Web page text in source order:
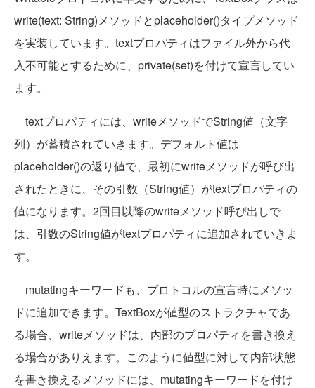
write(text: String)メソッドとplaceholder()タイプメソッド
を実装しています。textプロパティはファイル外から代
入不可能とするために、private(set)を付けて宣言してい
ます。
textプロパティには、writeメソッドでString値（文字
列）が蓄積されていきます。デフォルト値は
placeholder()の返り値で、最初にwriteメソッドが呼び出
されたときに、その引数（String値）がtextプロパティの
値になります。2回目以降のwriteメソッド呼び出しで
は、引数のString値がtextプロパティに追加されていきま
す。
mutatingキーワードも、プロトコルの宣言時にメソッ
ドに追加できます。TextBoxが値型のストラクチャであ
る場合、writeメソッドは、内部のプロパティを書き換え
る場合がありえます。このように値型に対して内部状態
を書き換えるメソッドには、mutatingキーワードを付け